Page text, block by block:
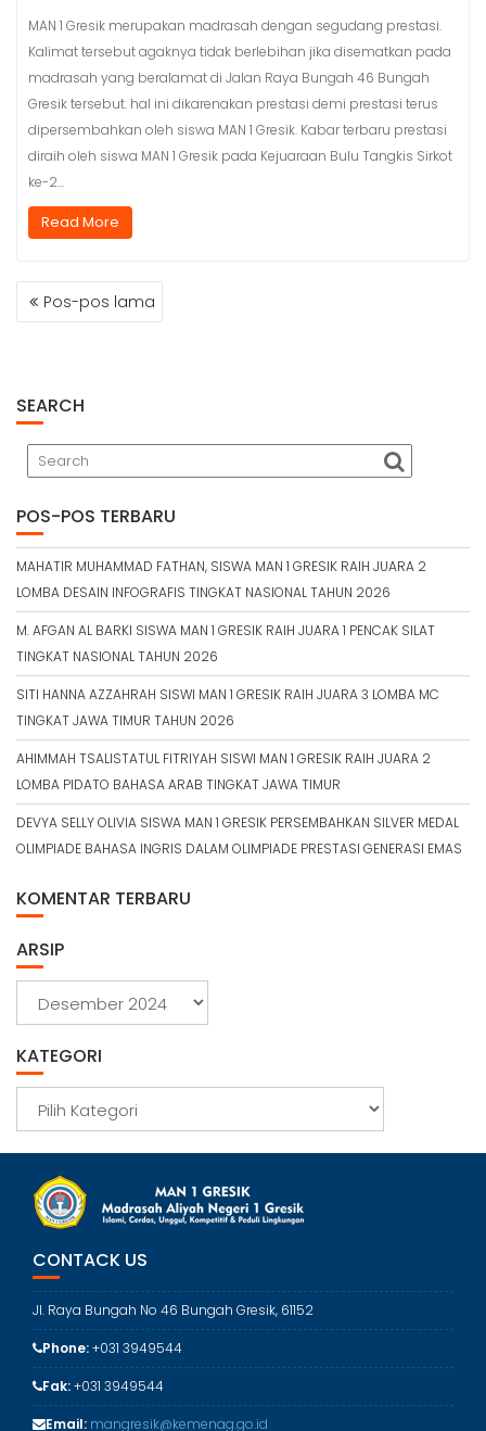
MAN 1 Gresik merupakan madrasah dengan segudang prestasi.
Kalimat tersebut agaknya tidak berlebihan jika disematkan pada
madrasah yang beralamat di Jalan Raya Bungah 46 Bungah
Gresik tersebut. hal ini dikarenakan prestasi demi prestasi terus
dipersembahkan oleh siswa MAN 1 Gresik. Kabar terbaru prestasi
diraih oleh siswa MAN 1 Gresik pada Kejuaraan Bulu Tangkis Sirkot
ke-2…
Read More
N
G
A
P
O
S
Pos-pos lama
SEARCH
POS-POS TERBARU
MAHATIR MUHAMMAD FATHAN, SISWA MAN 1 GRESIK RAIH JUARA 2
LOMBA DESAIN INFOGRAFIS TINGKAT NASIONAL TAHUN 2026
M. AFGAN AL BARKI SISWA MAN 1 GRESIK RAIH JUARA 1 PENCAK SILAT
TINGKAT NASIONAL TAHUN 2026
SITI HANNA AZZAHRAH SISWI MAN 1 GRESIK RAIH JUARA 3 LOMBA MC
TINGKAT JAWA TIMUR TAHUN 2026
AHIMMAH TSALISTATUL FITRIYAH SISWI MAN 1 GRESIK RAIH JUARA 2
LOMBA PIDATO BAHASA ARAB TINGKAT JAWA TIMUR
DEVYA SELLY OLIVIA SISWA MAN 1 GRESIK PERSEMBAHKAN SILVER MEDAL
OLIMPIADE BAHASA INGRIS DALAM OLIMPIADE PRESTASI GENERASI EMAS
KOMENTAR TERBARU
ARSIP
i
KATEGORI
t
CONTACK US
Jl. Raya Bungah No 46 Bungah Gresik, 61152
Phone:+031 3949544
Fak:+031 3949544
Email: mangresik@kemenag.go.id